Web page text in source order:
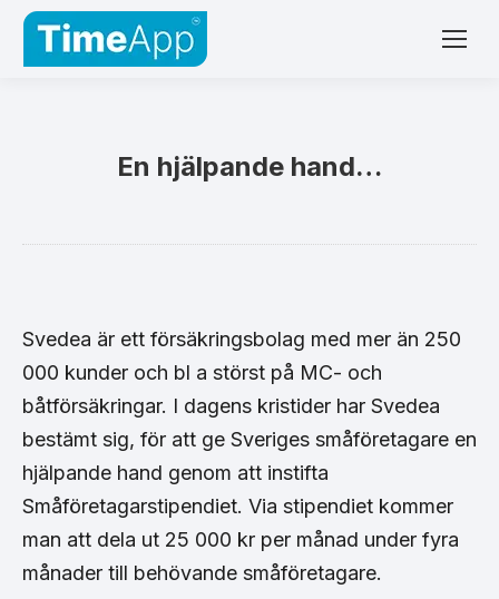
En hjälpande hand…
Svedea är ett försäkringsbolag med mer än 250
000 kunder och bl a störst på MC- och
båtförsäkringar. I dagens kristider har Svedea
bestämt sig, för att ge Sveriges småföretagare en
hjälpande hand genom att instifta
Småföretagarstipendiet. Via stipendiet kommer
man att dela ut 25 000 kr per månad under fyra
månader till behövande småföretagare.